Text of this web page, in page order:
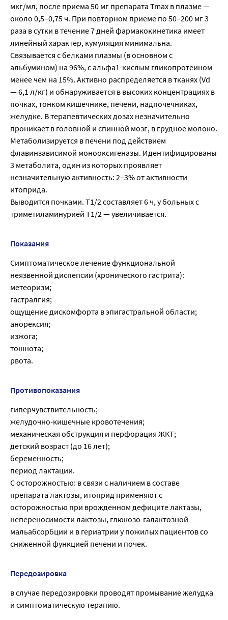
мкг/мл, после приема 50 мг препарата Tmax в плазме —
около 0,5–0,75 ч. При повторном приеме по 50–200 мг 3
раза в сутки в течение 7 дней фармакокинетика имеет
линейный характер, кумуляция минимальна.
Связывается с белками плазмы (в основном с
альбумином) на 96%, с альфа1-кислым гликопротеином
менее чем на 15%. Активно распределяется в тканях (Vd
— 6,1 л/кг) и обнаруживается в высоких концентрациях в
почках, тонком кишечнике, печени, надпочечниках,
желудке. В терапевтических дозах незначительно
проникает в головной и спинной мозг, в грудное молоко.
Метаболизируется в печени под действием
флавинзависимой монооксигеназы. Идентифицированы
3 метаболита, один из которых проявляет
незначительную активность: 2–3% от активности
итоприда.
Выводится почками. Т1/2 составляет 6 ч, у больных с
триметиламинурией Т1/2 — увеличивается.
Показания
Симптоматическое лечение функциональной
неязвенной диспепсии (хронического гастрита):
метеоризм;
гастралгия;
ощущение дискомфорта в эпигастральной области;
анорексия;
изжога;
тошнота;
рвота.
Противопоказания
гиперчувствительность;
желудочно-кишечные кровотечения;
механическая обструкция и перфорация ЖКТ;
детский возраст (до 16 лет);
беременность;
период лактации.
С осторожностью: в связи с наличием в составе
препарата лактозы, итоприд применяют с
осторожностью при врожденном дефиците лактазы,
непереносимости лактозы, глюкозо-галактозной
мальабсорбции и в гериатрии у пожилых пациентов со
сниженной функцией печени и почек.
Передозировка
в случае передозировки проводят промывание желудка
и симптоматическую терапию.